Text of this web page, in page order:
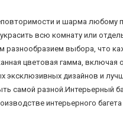
и шарма любому
всю комнату или
разнообразием выбора,
цветовая гамма, включая
эксклюзивных дизайнов и
самой разной.Интерьерный
интерьерного